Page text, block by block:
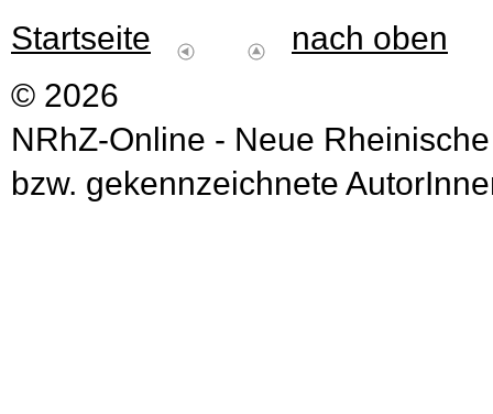
Startseite
nach oben
© 2026
NRhZ-Online - Neue
bzw. gekennzeichnete